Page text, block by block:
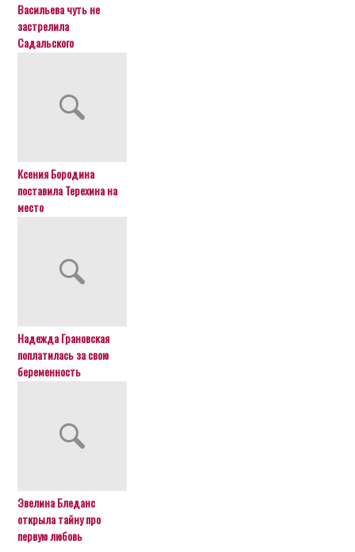
Васильева чуть не
застрелила
Садальского
Ксения Бородина
поставила Терехина на
место
Надежда Грановская
поплатилась за свою
беременность
Эвелина Бледанс
открыла тайну про
первую любовь